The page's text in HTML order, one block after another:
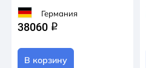
Германия
38060 q
В корзину